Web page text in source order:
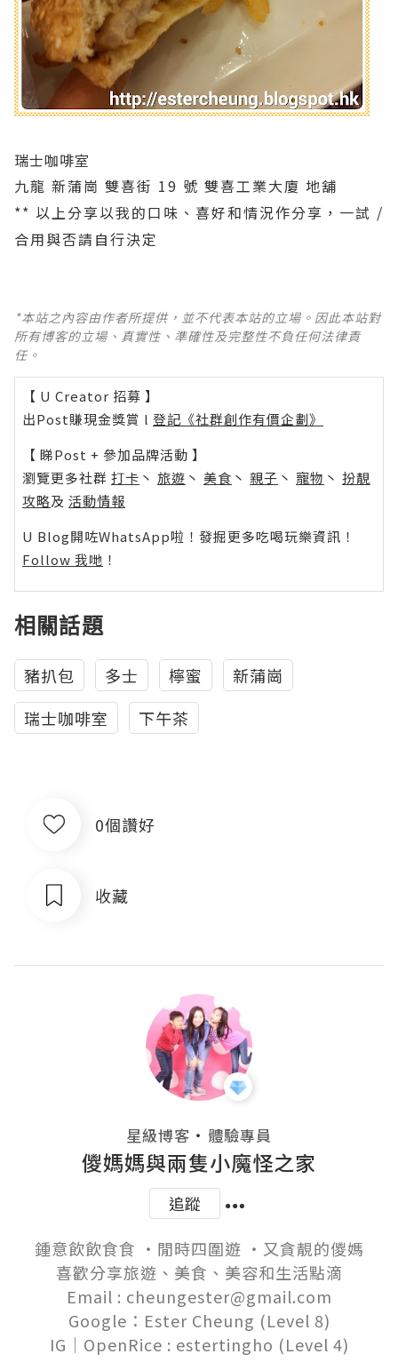
瑞士咖啡室
九龍 新蒲崗 雙喜街 19 號 雙喜工業大廈 地舖
** 以上分享以我的口味、喜好和情況作分享，一試 /
合用與否請自行決定
*本站之內容由作者所提供，並不代表本站的立場。因此本站對
所有博客的立場、真實性、準確性及完整性不負任何法律責
任。
【 U Creator 招募 】
出Post賺現金獎賞 l 登記《社群創作有價企劃》
【 睇Post + 參加品牌活動 】
瀏覽更多社群 打卡 丶 旅遊 丶 美食 丶 親子 丶 寵物 丶 扮靚
攻略及 活動情報
U Blog開咗WhatsApp啦！發掘更多吃喝玩樂資訊！
Follow 我哋 ！
相關話題
豬扒包 多士 檸蜜
新蒲崗
瑞士咖啡室
下午茶
0個讚好
收藏
星級博客 ・ 體驗專員
儍媽媽與兩隻小魔怪之家
追蹤
鍾意飲飲食食 ‧閒時四圍遊 ‧又貪靚的儍媽
喜歡分享旅遊、美食、美容和生活點滴
Email : cheungester@gmail.com
Google：Ester Cheung (Level 8)